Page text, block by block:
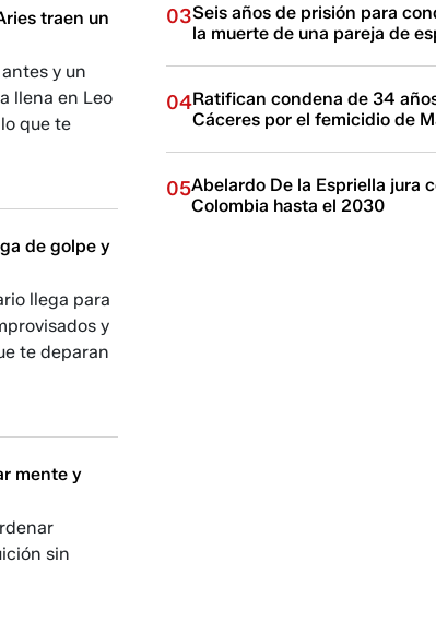
traen un
y un
llena en Leo
que te
de golpe y
llega para
y
te deparan
mente y
sin
03Seis años de prisión para
la muerte de una pareja de
04Ratifican condena de 34
Cáceres por el femicidio de
05Abelardo De la Espriella jura
Colombia hasta el 2030